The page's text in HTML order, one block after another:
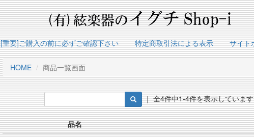
[重要]ご購入の前に必ずご確認下さい 特定商取引法による表示 サイト
HOME 商品一覧画面
｜ 全4件中1-4件を表示していま
品名